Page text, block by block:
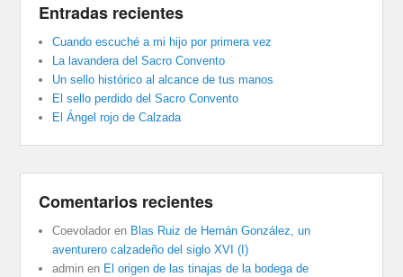
Entradas recientes
Cuando escuché a mi hijo por primera vez
La lavandera del Sacro Convento
Un sello histórico al alcance de tus manos
El sello perdido del Sacro Convento
El Ángel rojo de Calzada
Comentarios recientes
Coevolador en Blas Ruiz de Hernán González, un
aventurero calzadeño del siglo XVI (I)
admin en El origen de las tinajas de la bodega de